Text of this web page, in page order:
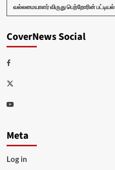
வல்லமையாளர் விருது பெற்றோரின் பட்டியல்
CoverNews Social
Facebook
Twitter
Youtube
Meta
Log in